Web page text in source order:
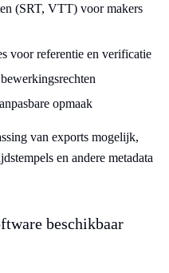
(SRT, VTT) voor makers
voor referentie en verificatie
opmaak
van exports mogelijk,
en andere metadata
beschikbaar